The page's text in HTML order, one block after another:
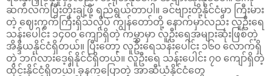
ဆက်လက်ပြီးတိုးချဲ့ဖို့ ရည်ရွယ်တာပါ။ ခင်ဗျားတို့နိုင်ငံမှာ ကြီးမား
တဲ့ ဈေးကွက်ကြီးရှိသလိုပဲ ကျွန်တော်တို့ နောက်မှာလည်း လူဦးရေ
သန်းပေါင်း ၁၄၀၀ ကျော်ရှိတဲ့ ကမ္ဘာမှာ လူဦးရေအများဆုံးဖြစ်တဲ့
အိန္ဒိယနိုင်ငံရှိတယ်။ ပြီးတော့ လူဦးရေသန်းပေါင်း ၁၆၀ လောက်ရှိ
တဲ့ ဘင်္ဂလားဒေ့ရှ်နိုင်ငံရှိတယ်။ လူဦးရေ သန်းပေါင်း ၇၀ ကျော်ရှိတဲ့
ထိုင်းနိုင်ငံရှိတယ်၊ ခုနကပြောတဲ့ အာဆီယံနိုင်ငံတွေ